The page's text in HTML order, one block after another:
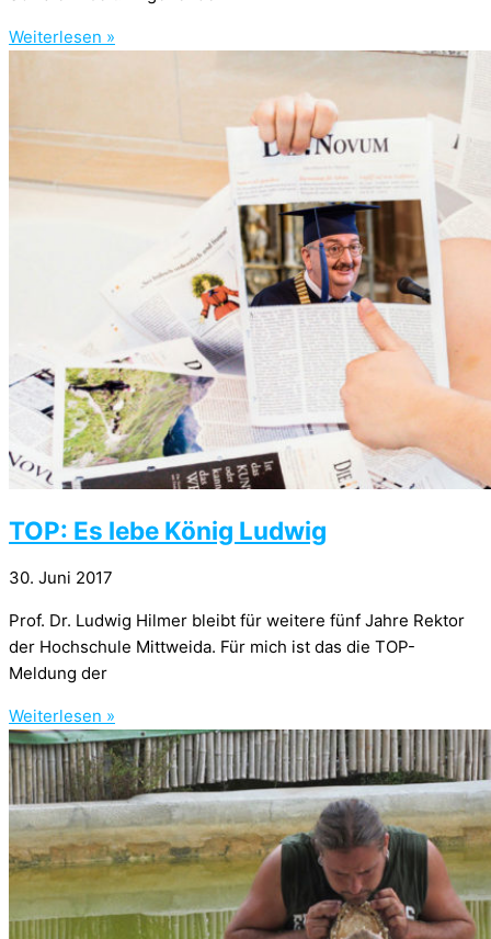
Weiterlesen »
TOP: Es lebe König Ludwig
30. Juni 2017
Prof. Dr. Ludwig Hilmer bleibt für weitere fünf Jahre Rektor
der Hochschule Mittweida. Für mich ist das die TOP-
Meldung der
Weiterlesen »